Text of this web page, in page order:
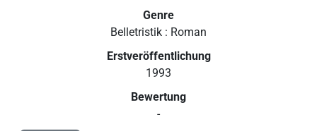
Genre
Belletristik : Roman
Erstveröffentlichung
1993
Bewertung
-